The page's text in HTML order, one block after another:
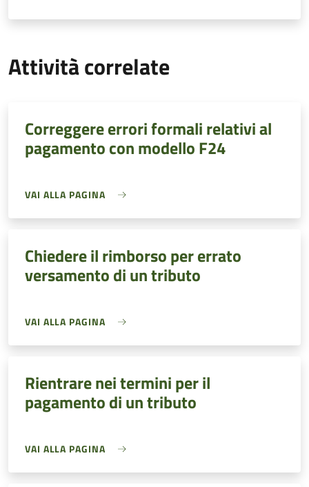
Attività correlate
Correggere errori formali relativi al
pagamento con modello F24
VAI ALLA PAGINA
Chiedere il rimborso per errato
versamento di un tributo
VAI ALLA PAGINA
Rientrare nei termini per il
pagamento di un tributo
VAI ALLA PAGINA